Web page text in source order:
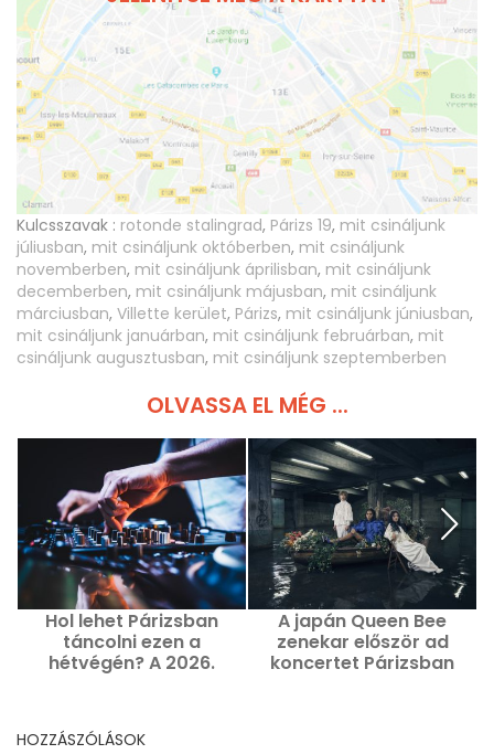
Kulcsszavak : rotonde stalingrad, Párizs 19, mit csináljunk
júliusban, mit csináljunk októberben, mit csináljunk
novemberben, mit csináljunk áprilisban, mit csináljunk
decemberben, mit csináljunk májusban, mit csináljunk
márciusban, Villette kerület, Párizs, mit csináljunk júniusban,
mit csináljunk januárban, mit csináljunk februárban, mit
csináljunk augusztusban, mit csináljunk szeptemberben
OLVASSA EL MÉG ...
Hol lehet Párizsban
táncolni ezen a
hétvégén? A 2026.
A japán Queen Bee
zenekar először ad
koncertet Párizsban
HOZZÁSZÓLÁSOK